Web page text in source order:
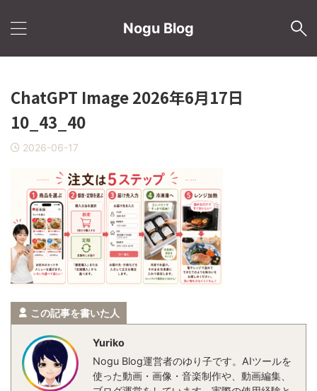
Nogu Blog
ChatGPT Image 2026年6月17日
10_43_40
2026-06-17
この記事を書いた人
Yuriko
Nogu Blog運営者のゆり子です。AIツールを
使った動画・画像・音楽制作や、動画編集、